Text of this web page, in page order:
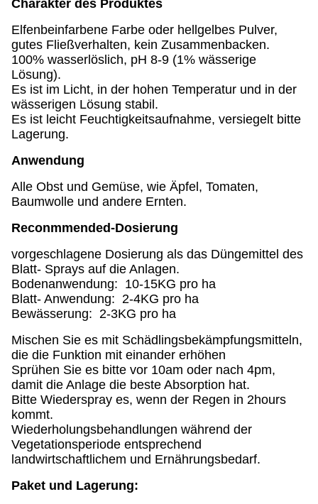
Charakter des Produktes
Elfenbeinfarbene Farbe oder hellgelbes Pulver,
gutes Fließverhalten, kein Zusammenbacken.
100% wasserlöslich, pH 8-9 (1% wässerige
Lösung).
Es ist im Licht, in der hohen Temperatur und in der
wässerigen Lösung stabil.
Es ist leicht Feuchtigkeitsaufnahme, versiegelt bitte
Lagerung.
Anwendung
Alle Obst und Gemüse, wie Äpfel, Tomaten,
Baumwolle und andere Ernten.
Reconmmended-Dosierung
vorgeschlagene Dosierung als das Düngemittel des
Blatt- Sprays auf die Anlagen.
Bodenanwendung: 10-15KG pro ha
Blatt- Anwendung: 2-4KG pro ha
Bewässerung: 2-3KG pro ha
Mischen Sie es mit Schädlingsbekämpfungsmitteln,
die die Funktion mit einander erhöhen
Sprühen Sie es bitte vor 10am oder nach 4pm,
damit die Anlage die beste Absorption hat.
Bitte Wiederspray es, wenn der Regen in 2hours
kommt.
Wiederholungsbehandlungen während der
Vegetationsperiode entsprechend
landwirtschaftlichem und Ernährungsbedarf.
Paket und Lagerung: